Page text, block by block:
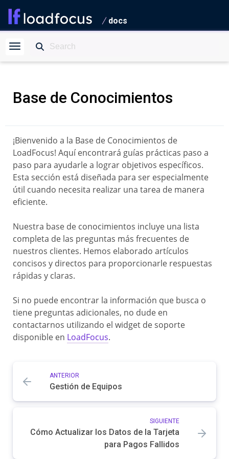
docs
Base de Conocimientos
¡Bienvenido a la Base de Conocimientos de
LoadFocus! Aquí encontrará guías prácticas paso a
paso para ayudarle a lograr objetivos específicos.
Esta sección está diseñada para ser especialmente
útil cuando necesita realizar una tarea de manera
eficiente.
Nuestra base de conocimientos incluye una lista
completa de las preguntas más frecuentes de
nuestros clientes. Hemos elaborado artículos
concisos y directos para proporcionarle respuestas
rápidas y claras.
Si no puede encontrar la información que busca o
tiene preguntas adicionales, no dude en
contactarnos utilizando el widget de soporte
disponible en LoadFocus.
ANTERIOR
Gestión de Equipos
SIGUIENTE
Cómo Actualizar los Datos de la Tarjeta
para Pagos Fallidos